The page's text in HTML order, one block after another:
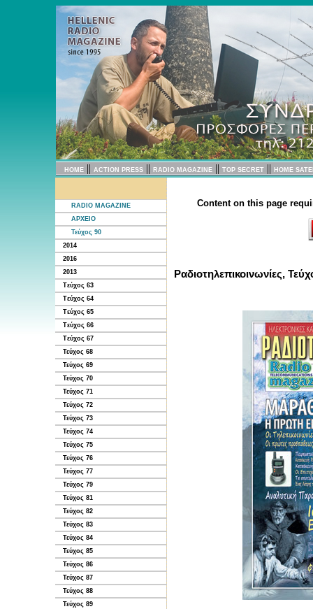
HOME || ACTION PRESS || RADIO MAGAZINE || TOP SECRET || HOME
RADIO MAGAZINE
ΑΡΧΕΙΟ
Τεύχος 90
2014
2016
2013
Tεύχος 63
Tεύχος 64
Tεύχος 65
Tεύχος 66
Tεύχος 67
Τεύχος 68
Τεύχος 69
Τεύχος 70
Τεύχος 71
Τεύχος 72
Τεύχος 73
Τεύχος 74
Τεύχος 75
Τεύχος 76
Τεύχος 77
Τεύχος 79
Τεύχος 81
Τεύχος 82
Τεύχος 83
Τεύχος 84
Τεύχος 85
Τεύχος 86
Τεύχος 87
Τεύχος 88
Τεύχος 89
Content on this page
Ραδιοτηλεπικοινωνίες,